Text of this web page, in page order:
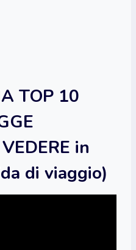
TOP 10
in
di viaggio)